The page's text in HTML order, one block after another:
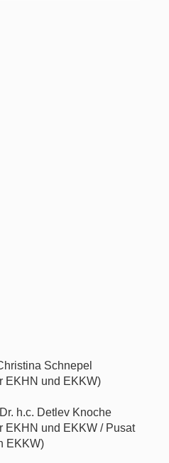
Schnepel
EKHN und EKKW)
h.c. Detlev Knoche
EKHN und EKKW / Pusat
EKKW)